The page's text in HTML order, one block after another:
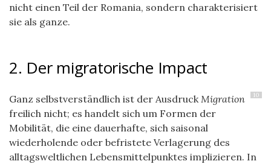
nicht einen Teil der Romania, sondern charakterisiert
sie als ganze.
2. Der migratorische Impact
10
Ganz selbstverständlich ist der Ausdruck Migration
freilich nicht; es handelt sich um Formen der
Mobilität, die eine dauerhafte, sich saisonal
wiederholende oder befristete Verlagerung des
alltagsweltlichen Lebensmittelpunktes implizieren. In